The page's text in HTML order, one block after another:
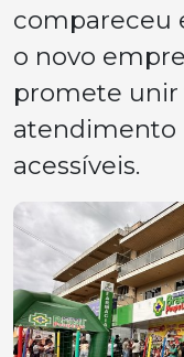
compareceu
o novo
promete unir
atendimento
acessíveis.